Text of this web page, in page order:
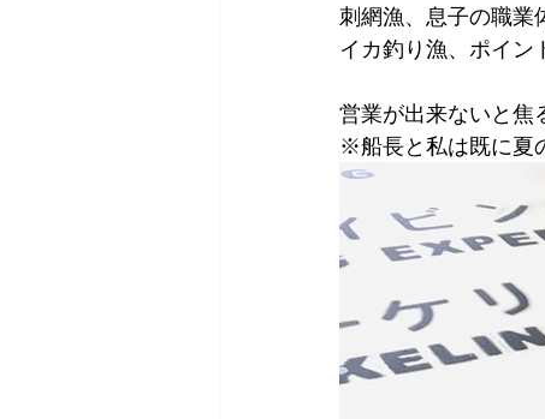
刺網漁、息子の職業
イカ釣り漁、ポイン
営業が出来ないと焦
※船長と私は既に夏